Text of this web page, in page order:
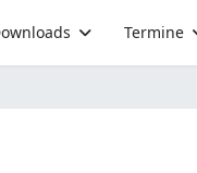
Termine